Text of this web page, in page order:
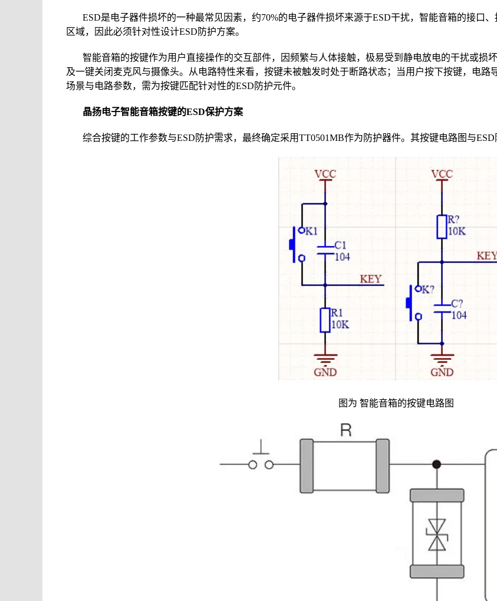
ESD是电子器件损坏的一种最常见因素，约70%的电子器件损坏来源于ESD干扰，智能音箱的接口
区域，因此必须针对性设计ESD防护方案。
智能音箱的按键作为用户直接操作的交互部件，因频繁与人体接触，极易受到静电放电的干扰或损
及一键关闭麦克风与摄像头。从电路特性来看，按键未被触发时处于断路状态；当用户按下按键，电路
场景与电路参数，需为按键匹配针对性的ESD防护元件。
晶扬电子智能音箱按键的ESD保护方案
综合按键的工作参数与ESD防护需求，最终确定采用TT0501MB作为防护器件。其按键电路图与ESD
图为 智能音箱的按键电路图